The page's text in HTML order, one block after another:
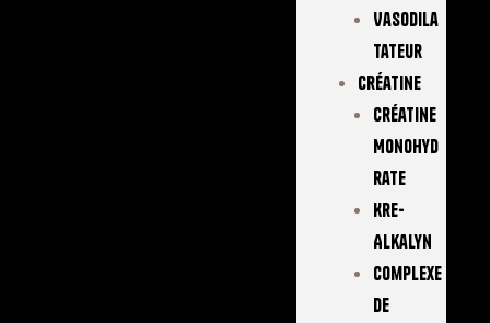
Vasodila
Tateur
Créatine
Créatine
Monohyd
Rate
Kre-
Alkalyn
Complexe
De